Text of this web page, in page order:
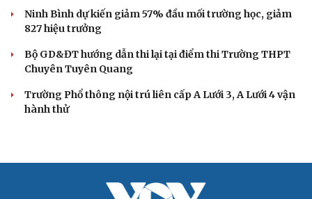
Ninh Bình dự kiến giảm 57% đầu mối trường học, giảm
827 hiệu trưởng
Bộ GD&ĐT hướng dẫn thi lại tại điểm thi Trường THPT
Chuyên Tuyên Quang
Trường Phổ thông nội trú liên cấp A Lưới 3, A Lưới 4 vận
hành thử